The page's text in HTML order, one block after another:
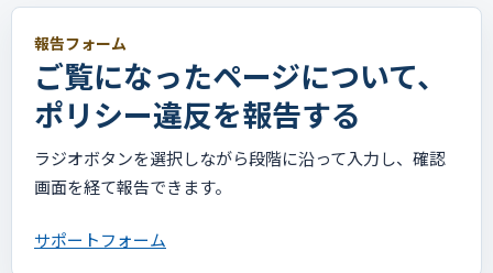
報告フォーム
ご覧になったページについて、
ポリシー違反を報告する
ラジオボタンを選択しながら段階に沿って入力し、確認
画面を経て報告できます。
サポートフォーム